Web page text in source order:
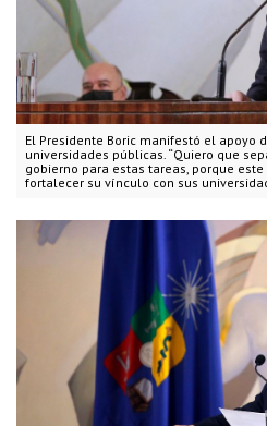
El Presidente Boric manifestó el apoyo
universidades públicas. “Quiero que
gobierno para estas tareas, porque
fortalecer su vínculo con sus